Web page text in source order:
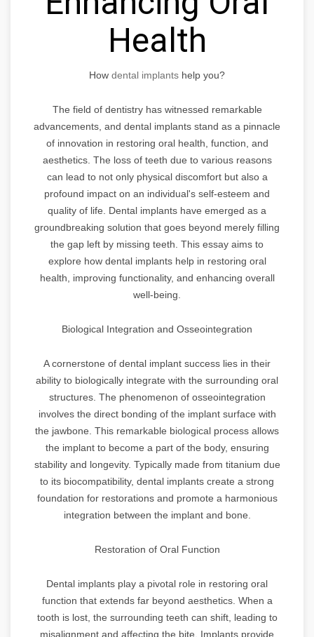
Health
How dental implants help you?
The field of dentistry has witnessed remarkable
advancements, and dental implants stand as a pinnacle
of innovation in restoring oral health, function, and
aesthetics. The loss of teeth due to various reasons
can lead to not only physical discomfort but also a
profound impact on an individual's self-esteem and
quality of life. Dental implants have emerged as a
groundbreaking solution that goes beyond merely filling
the gap left by missing teeth. This essay aims to
explore how dental implants help in restoring oral
health, improving functionality, and enhancing overall
well-being.
Biological Integration and Osseointegration
A cornerstone of dental implant success lies in their
ability to biologically integrate with the surrounding oral
structures. The phenomenon of osseointegration
involves the direct bonding of the implant surface with
the jawbone. This remarkable biological process allows
the implant to become a part of the body, ensuring
stability and longevity. Typically made from titanium due
to its biocompatibility, dental implants create a strong
foundation for restorations and promote a harmonious
integration between the implant and bone.
Restoration of Oral Function
Dental implants play a pivotal role in restoring oral
function that extends far beyond aesthetics. When a
tooth is lost, the surrounding teeth can shift, leading to
misalignment and affecting the bite. Implants provide